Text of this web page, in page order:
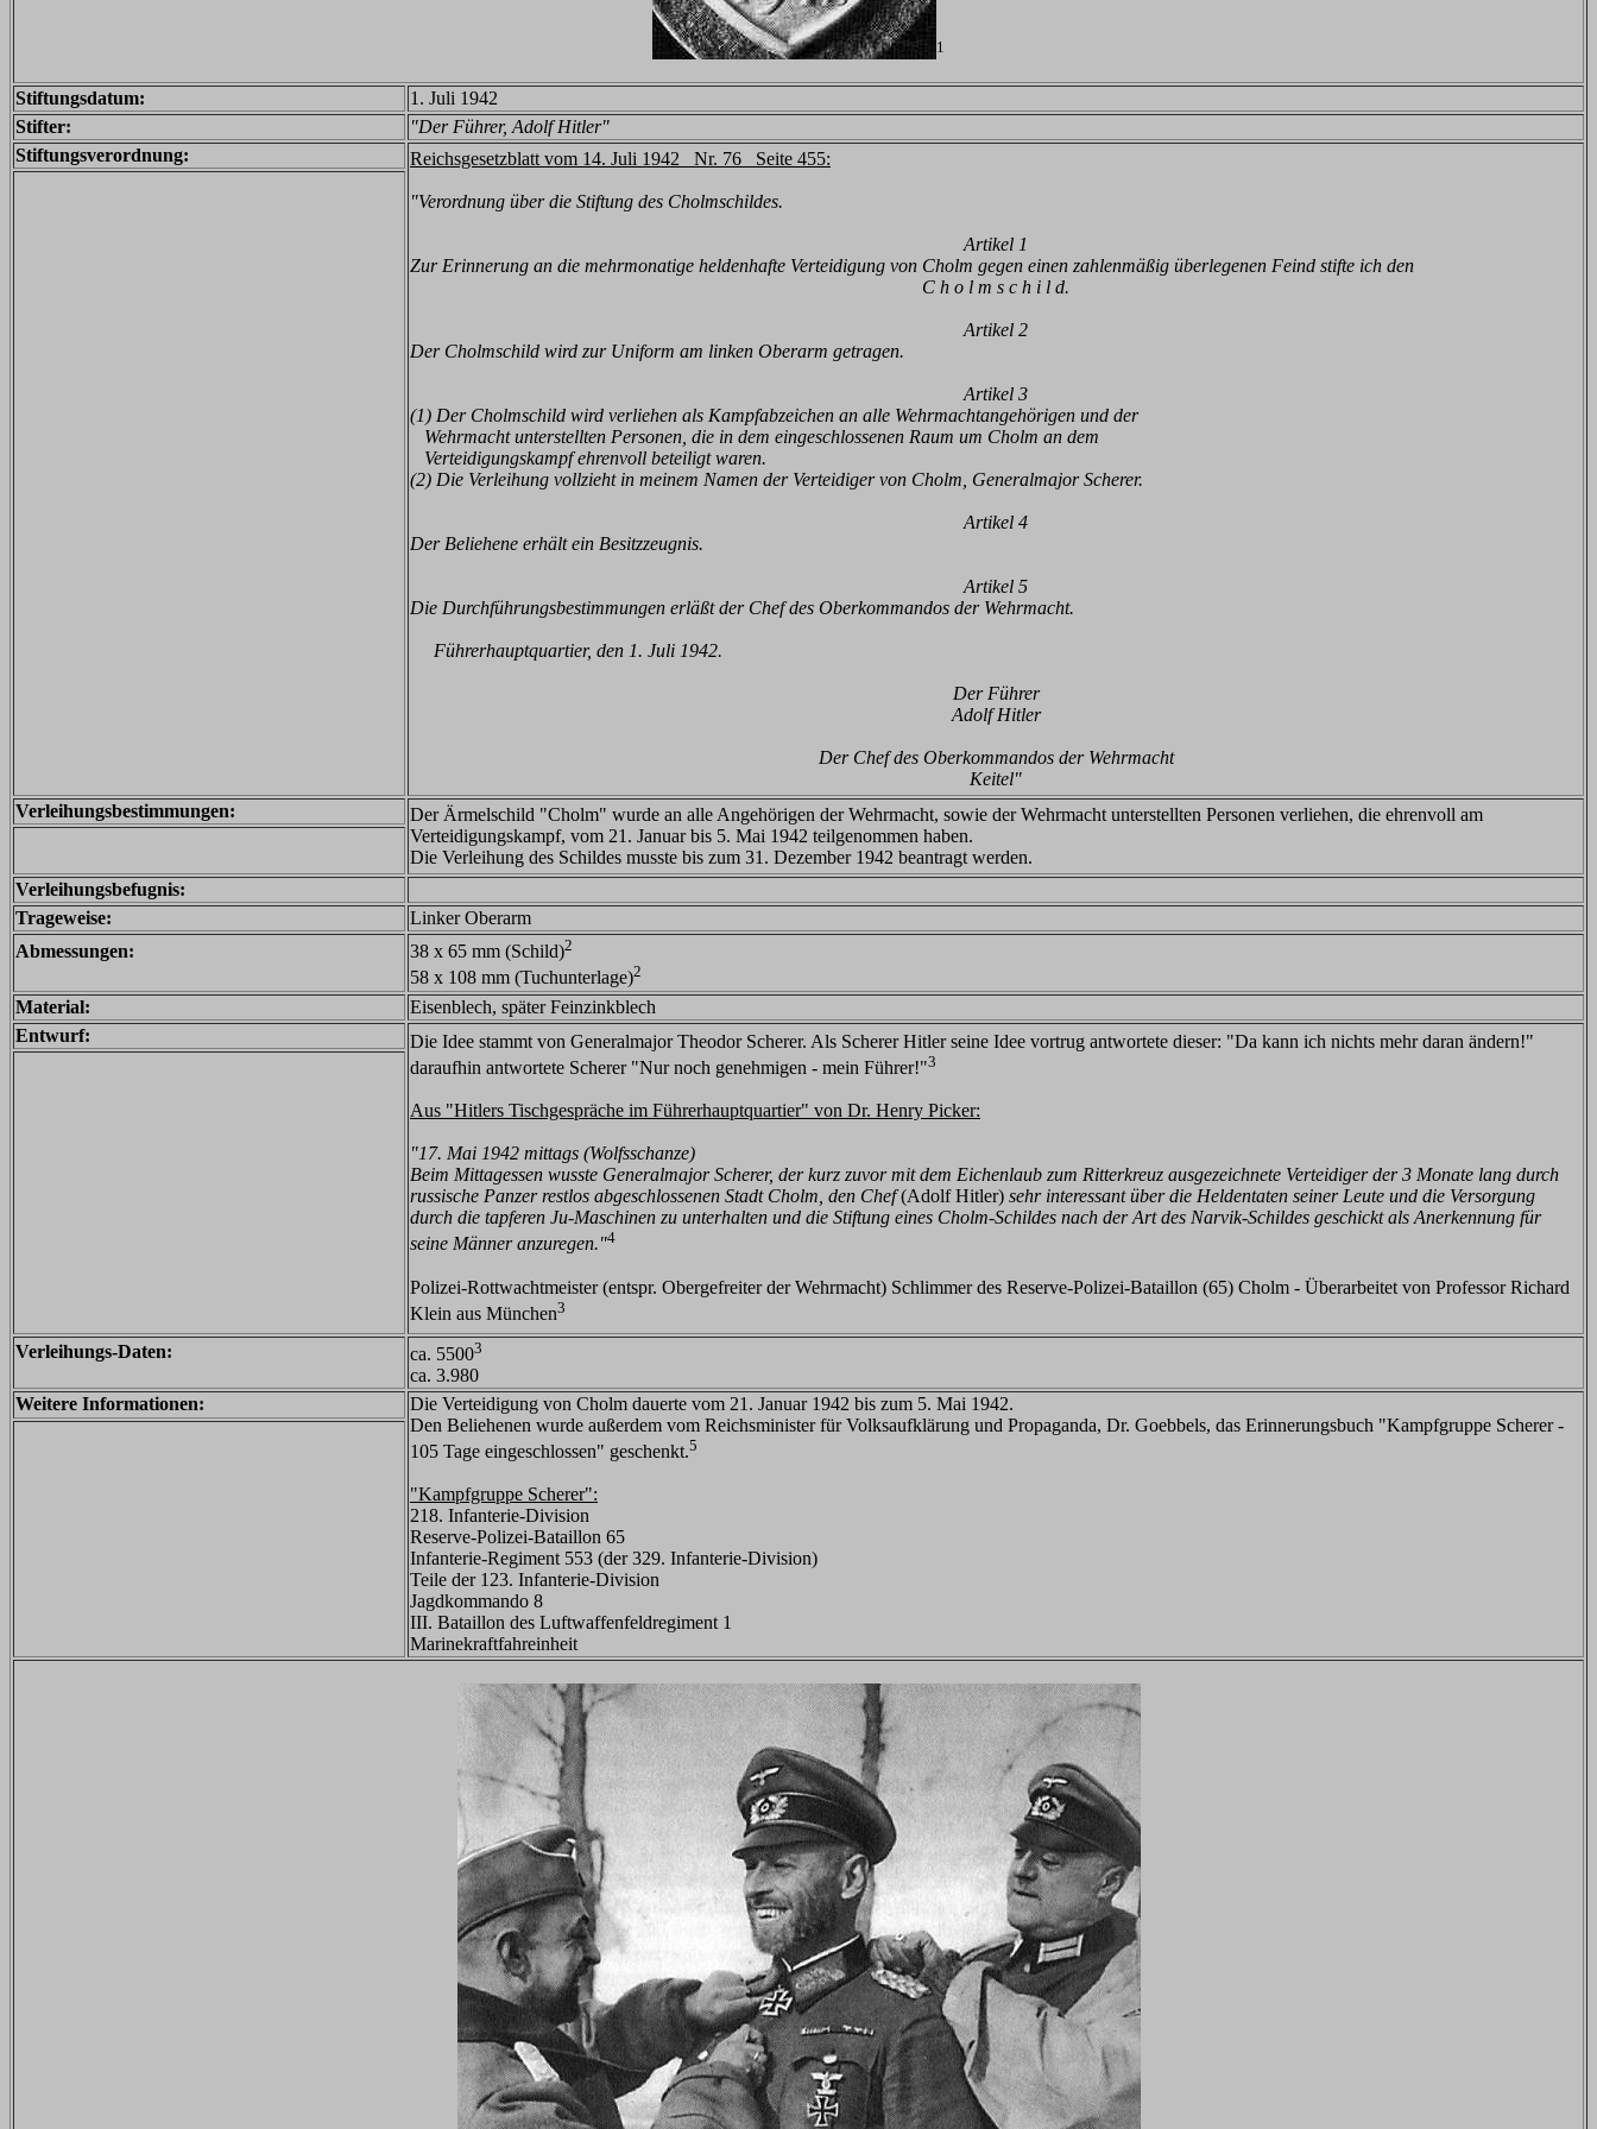
1
Stiftungsdatum:
1. Juli 1942
Stifter:
"Der Führer, Adolf Hitler"
Stiftungsverordnung:
Reichsgesetzblatt vom 14. Juli 1942 Nr. 76 Seite 455:
"Verordnung über die Stiftung des Cholmschildes.
Artikel 1
Zur Erinnerung an die mehrmonatige heldenhafte Verteidigung von Cholm gegen einen zahlenmäßig überlegenen Feind stifte ich den
C h o l m s c h i l d.
Artikel 2
Der Cholmschild wird zur Uniform am linken Oberarm getragen.
Artikel 3
(1) Der Cholmschild wird verliehen als Kampfabzeichen an alle Wehrmachtangehörigen und der
Wehrmacht unterstellten Personen, die in dem eingeschlossenen Raum um Cholm an dem
Verteidigungskampf ehrenvoll beteiligt waren.
(2) Die Verleihung vollzieht in meinem Namen der Verteidiger von Cholm, Generalmajor Scherer.
Artikel 4
Der Beliehene erhält ein Besitzzeugnis.
Artikel 5
Die Durchführungsbestimmungen erläßt der Chef des Oberkommandos der Wehrmacht.
Führerhauptquartier, den 1. Juli 1942.
Der Führer
Adolf Hitler
Der Chef des Oberkommandos der Wehrmacht
Keitel"
Verleihungsbestimmungen:
Der Ärmelschild "Cholm" wurde an alle Angehörigen der Wehrmacht, sowie der Wehrmacht unterstellten Personen verliehen, die ehrenvoll am
Verteidigungskampf, vom 21. Januar bis 5. Mai 1942 teilgenommen haben.
Die Verleihung des Schildes musste bis zum 31. Dezember 1942 beantragt werden.
Verleihungsbefugnis:
Trageweise:
Linker Oberarm
Abmessungen:
38 x 65 mm (Schild)2
58 x 108 mm (Tuchunterlage)2
Material:
Eisenblech, später Feinzinkblech
Entwurf:
Die Idee stammt von Generalmajor Theodor Scherer. Als Scherer Hitler seine Idee vortrug antwortete dieser: "Da kann ich nichts mehr daran ändern!"
daraufhin antwortete Scherer "Nur noch genehmigen - mein Führer!"3
Aus "Hitlers Tischgespräche im Führerhauptquartier" von Dr. Henry Picker:
"17. Mai 1942 mittags (Wolfsschanze)
Beim Mittagessen wusste Generalmajor Scherer, der kurz zuvor mit dem Eichenlaub zum Ritterkreuz ausgezeichnete Verteidiger der 3 Monate lang durch
russische Panzer restlos abgeschlossenen Stadt Cholm, den Chef(Adolf Hitler) sehr interessant über die Heldentaten seiner Leute und die Versorgung
durch die tapferen Ju-Maschinen zu unterhalten und die Stiftung eines Cholm-Schildes nach der Art des Narvik-Schildes geschickt als Anerkennung für
seine Männer anzuregen."4
Polizei-Rottwachtmeister (entspr. Obergefreiter der Wehrmacht) Schlimmer des Reserve-Polizei-Bataillon (65) Cholm - Überarbeitet von Professor Richard
Klein aus München3
Verleihungs-Daten: ca. 55003
ca. 3.980
Weitere Informationen:
Die Verteidigung von Cholm dauerte vom 21. Januar 1942 bis zum 5. Mai 1942.
Den Beliehenen wurde außerdem vom Reichsminister für Volksaufklärung und Propaganda, Dr. Goebbels, das Erinnerungsbuch "Kampfgruppe Scherer -
105 Tage eingeschlossen" geschenkt.5
"Kampfgruppe Scherer":
218. Infanterie-Division
Reserve-Polizei-Bataillon 65
Infanterie-Regiment 553 (der 329. Infanterie-Division)
Teile der 123. Infanterie-Division
Jagdkommando 8
III. Bataillon des Luftwaffenfeldregiment 1
Marinekraftfahreinheit